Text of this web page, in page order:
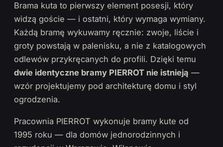
Brama kuta to pierwszy element posesji, który
widzą goście — i ostatni, który wymaga wymiany.
Każdą bramę wykuwamy ręcznie: zwoje, liście i
groty powstają w palenisku, a nie z katalogowych
odlewów przykręcanych do profili. Dzięki temu
dwie identyczne bramy PIERROT nie istnieją —
wzór projektujemy pod architekturę domu i styl
ogrodzenia.
Pracownia PIERROT wykonuje bramy kute od
1995 roku — dla domów jednorodzinnych i